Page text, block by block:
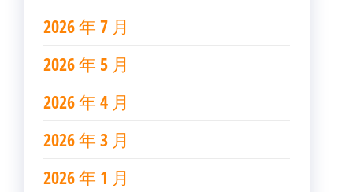
2026 年 7 月
2026 年 5 月
2026 年 4 月
2026 年 3 月
2026 年 1 月